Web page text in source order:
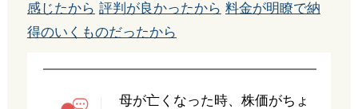
感じたから 評判が良かったから 料金が明瞭で納
得のいくものだったから
母が亡くなった時、株価がちょ